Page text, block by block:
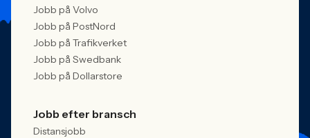
Jobb på Volvo
Jobb på PostNord
Jobb på Trafikverket
Jobb på Swedbank
Jobb på Dollarstore
Jobb efter bransch
Distansjobb